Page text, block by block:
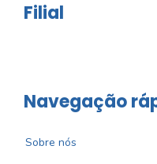
Filial
Navegação
Sobre nós